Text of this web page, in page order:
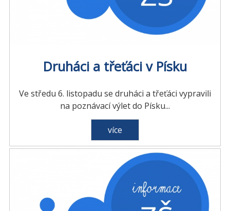
Druháci a třeťáci v Písku
Ve středu 6. listopadu se druháci a třeťáci vypravili
na poznávací výlet do Písku...
více